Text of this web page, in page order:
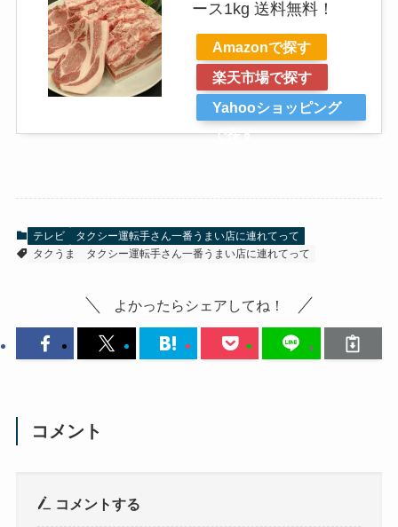
ース1kg 送料無料！
Amazonで探す
楽天市場で探す
Yahooショッピング
で探す
テレビ
タクシー運転手さん一番うまい店に連れてって
タクうま
タクシー運転手さん一番うまい店に連れてって
よかったらシェアしてね！
コメント
コメントする